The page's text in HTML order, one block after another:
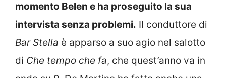
momento Belen e ha proseguito la sua
intervista senza problemi. Il conduttore di
Bar Stella è apparso a suo agio nel salotto
di Che tempo che fa, che quest’anno va in